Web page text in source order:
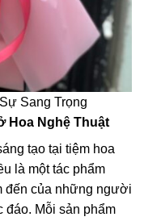
Sang Trọng
Hoa Nghệ Thuật
tạo tại tiệm hoa
là một tác phẩm
đến của những người
đáo. Mỗi sản phẩm